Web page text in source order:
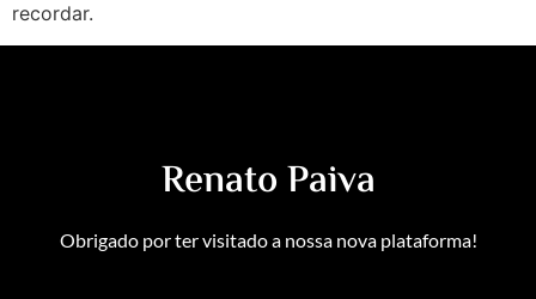
recordar.
Renato Paiva
Obrigado por ter visitado a nossa nova plataforma!